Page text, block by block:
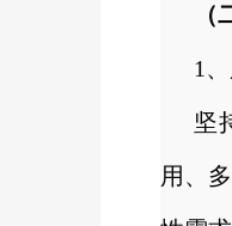
1
坚
用、